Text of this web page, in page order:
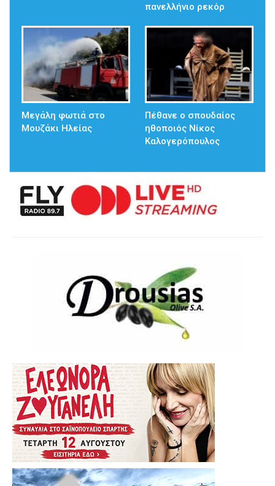
πανελλήνιο ρεκόρ
Μεγάλη φωτιά στο
Μουζάκι Ηλείας
Πέθανε ο σπουδαίος
ηθοποιός Νίκος
Καλογερόπουλος